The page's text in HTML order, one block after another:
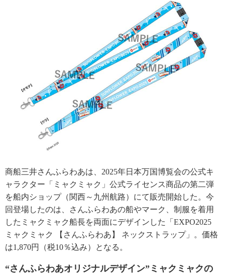
商船三井さんふらわあは、2025年日本万国博覧会の公式キ
ャラクター「ミャクミャク」公式ライセンス商品の第二弾
を船内ショップ（関西～九州航路）にて販売開始した。今
回登場したのは、さんふらわあの船やマーク、制服を着用
したミャクミャク船長を両面にデザインした「EXPO2025
ミャクミャク 【さんふらわあ】 ネックストラップ」。価格
は1,870円（税10％込み）となる。
“さんふらわあオリジナルデザイン”ミャクミャクの